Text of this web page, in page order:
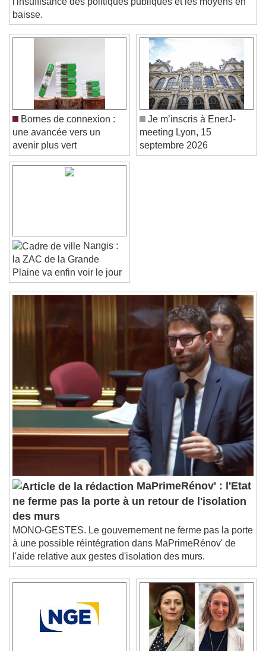
Text Background
Color
Caption Area Background
Color Opacity
Font Size
Text Edge Style
Reset
Done
Close Modal Dialog
End of dialog window.
l'insuffisance des politiques publiques et les moyens en
baisse.
Bornes de connexion :
une avancée vers un
avenir plus vert
Je m’inscris à EnerJ-
meeting Lyon, 15
septembre 2026
Nangis :
la ZAC de la Grande
Plaine va enfin voir le jour
MaPrimeRénov' : l'Etat
ne ferme pas la porte à un retour de l'isolation
des murs
MONO-GESTES. Le gouvernement ne ferme pas la porte
à une possible réintégration dans MaPrimeRénov' de
l'aide relative aux gestes d'isolation des murs.